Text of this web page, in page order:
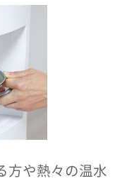
方や熱々の温水